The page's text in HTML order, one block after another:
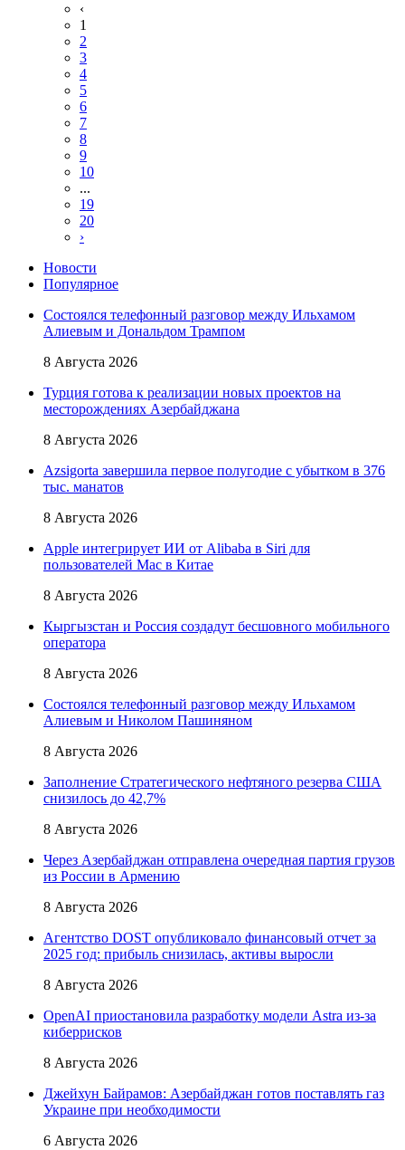
‹
1
2
3
4
5
6
7
8
9
10
...
19
20
›
Новости
Популярное
Состоялся телефонный разговор между Ильхамом
Алиевым и Дональдом Трампом
8 Августа 2026
Турция готова к реализации новых проектов на
месторождениях Азербайджана
8 Августа 2026
Azsigorta завершила первое полугодие с убытком в 376
тыс. манатов
8 Августа 2026
Apple интегрирует ИИ от Alibaba в Siri для
пользователей Mac в Китае
8 Августа 2026
Кыргызстан и Россия создадут бесшовного мобильного
оператора
8 Августа 2026
Состоялся телефонный разговор между Ильхамом
Алиевым и Николом Пашиняном
8 Августа 2026
Заполнение Стратегического нефтяного резерва США
снизилось до 42,7%
8 Августа 2026
Через Азербайджан отправлена очередная партия грузов
из России в Армению
8 Августа 2026
Агентство DOST опубликовало финансовый отчет за
2025 год: прибыль снизилась, активы выросли
8 Августа 2026
OpenAI приостановила разработку модели Astra из-за
киберрисков
8 Августа 2026
Джейхун Байрамов: Азербайджан готов поставлять газ
Украине при необходимости
6 Августа 2026